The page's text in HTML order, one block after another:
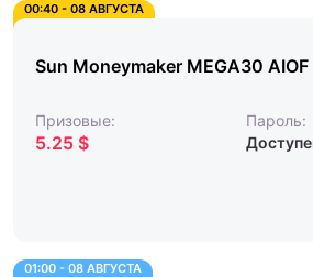
00:40 - 08 АВГУСТА
Sun Moneymaker MEGA30 AIOF
Призовые:
5.25 $
Пароль:
01:00 - 08 АВГУСТА